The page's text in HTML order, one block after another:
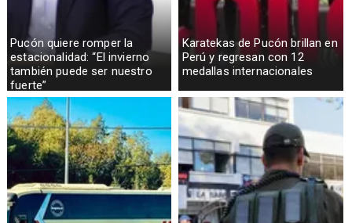
Pucón quiere romper la
estacionalidad: “El invierno
también puede ser nuestro
fuerte”
Karatekas de Pucón brillan en
Perú y regresan con 12
medallas internacionales